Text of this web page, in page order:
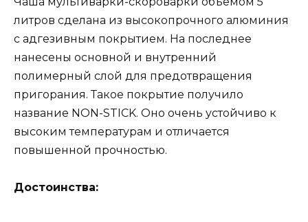
литров сделана из высокопрочного алюминия
с адгезивным покрытием. На последнее
нанесены основной и внутренний
полимерный слой для предотвращения
пригорания. Такое покрытие получило
название NON-STICK. Оно очень устойчиво к
высоким температурам и отличается
повышенной прочностью.
Достоинства: